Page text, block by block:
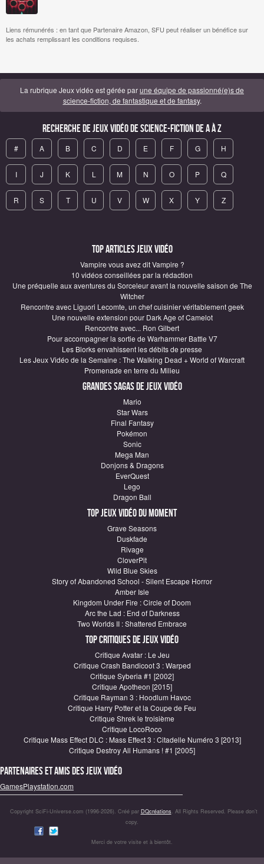
Liens rémunérés : en tant que Partenaire Amazon, SFU peut réaliser un bénéfice sur
les achats remplissant les conditions requises.
La rubrique Jeux vidéo est gérée parune équipe de passionné(e)s de
science-fiction, de fantastique et de fantasy.
Recherche de Jeux vidéo de science-fiction de A à Z
# A B C D E F G H
I J K L M N O P Q
R S T U V W X Y Z
Top articles Jeux vidéo
Vampire vous avez dit Vampire ?
10 vidéos conseillées par la rédaction
Une préquelle aux aventures du Sorceleur avant la nouvelle saison de The
Witcher
Rencontre avec Liguori Lecomte, un chef cuisinier véritablement geek
Une nouvelle extension pour Dark Age of Camelot
Rencontre avec... Ron Gilbert
Pour accompagner la sortie de Warhammer Battle V7
Les Blorks envahissent les débits de presse
Les Jeux Vidéo de la Semaine : The Walking Dead + World of Warcraft
Promenade en terre du Milieu
Grandes sagas de Jeux vidéo
Mario
Star Wars
Final Fantasy
Pokémon
Sonic
Mega Man
Donjons & Dragons
EverQuest
Lego
Dragon Ball
Top Jeux vidéo du moment
Grave Seasons
Duskfade
Rivage
CloverPit
Wild Blue Skies
Story of Abandoned School - Silent Escape Horror
Amber Isle
Kingdom Under Fire : Circle of Doom
Arc the Lad : End of Darkness
Two Worlds II : Shattered Embrace
Top critiques de Jeux vidéo
Critique Avatar : Le Jeu
Critique Crash Bandicoot 3 : Warped
Critique Syberia #1 [2002]
Critique Apotheon [2015]
Critique Rayman 3 : Hoodlum Havoc
Critique Harry Potter et la Coupe de Feu
Critique Shrek le troisième
Critique LocoRoco
Critique Mass Effect DLC : Mass Effect 3 : Citadelle Numéro 3 [2013]
Critique Destroy All Humans ! #1 [2005]
Partenaires et amis des jeux vidéo
GamesPlaystation.com
Copyright SciFi-Universe.com (1996-2026). Créé par DQcréations. All Rights Reserved. Please don’t
copy.
Merci de votre visite et à bientôt.